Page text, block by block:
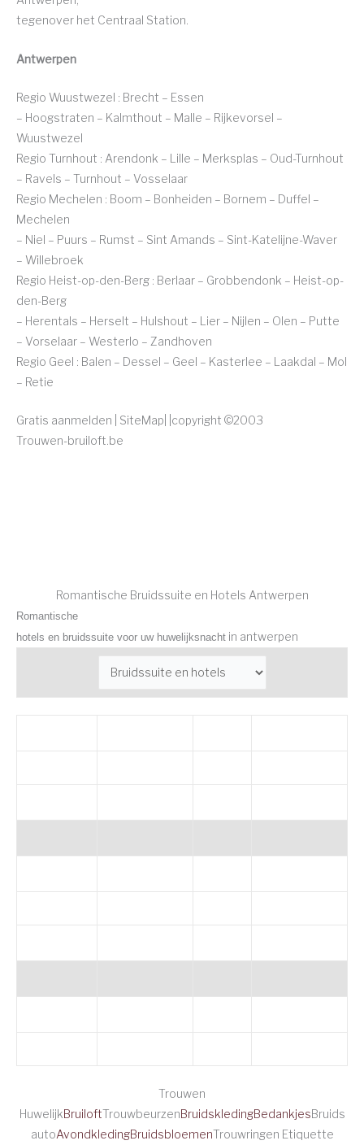
tegenover het Centraal Station.
Antwerpen
Regio Wuustwezel : Brecht – Essen
– Hoogstraten – Kalmthout – Malle – Rijkevorsel –
Wuustwezel
Regio Turnhout : Arendonk – Lille – Merksplas – Oud-Turnhout
– Ravels – Turnhout – Vosselaar
Regio Mechelen : Boom – Bonheiden – Bornem – Duffel –
Mechelen
– Niel – Puurs – Rumst – Sint Amands – Sint-Katelijne-Waver
– Willebroek
Regio Heist-op-den-Berg : Berlaar – Grobbendonk – Heist-op-
den-Berg
– Herentals – Herselt – Hulshout – Lier – Nijlen – Olen – Putte
– Vorselaar – Westerlo – Zandhoven
Regio Geel : Balen – Dessel – Geel – Kasterlee – Laakdal – Mol
– Retie
Gratis aanmelden | SiteMap| |copyright ©2003
Trouwen-bruiloft.be
Romantische Bruidssuite en Hotels Antwerpen
Romantische
hotels en bruidssuite voor uw huwelijksnacht in antwerpen
Trouwen
HuwelijkBruiloftTrouwbeurzenBruidskledingBedankjesBruids
autoAvondkledingBruidsbloemenTrouwringen Etiquette